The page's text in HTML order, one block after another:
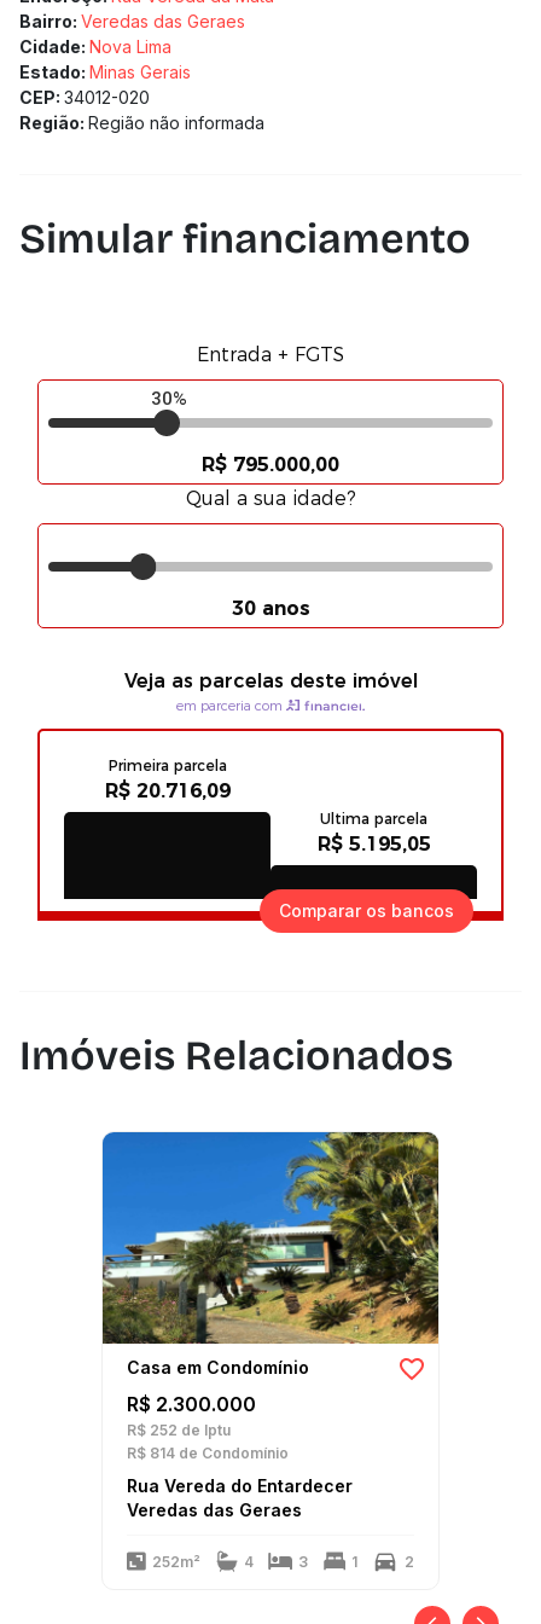
4 vagas de garagem cobertas.
(Os preços e informações poderão sofrer mudanças.
Solicitamos a confirmação com nossa equipe).
Bairro: Veredas das Geraes
Cidade: Nova Lima
Estado: Minas Gerais
CEP: 34012-020
Região: Região não informada
Simular financiamento
Comparar os bancos
Imóveis Relacionados
Casa em Condomínio
R$ 2.300.000
R$ 252 de Iptu
R$ 814 de Condomínio
Rua Vereda do Entardecer
Veredas das Geraes
252m² 4 3 1 2